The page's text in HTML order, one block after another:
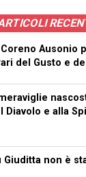
Ausonio
del Gusto e
Diavolo e alla
Giuditta non è